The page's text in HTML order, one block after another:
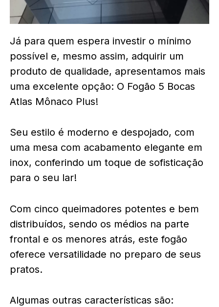
Já para quem espera investir o mínimo
possível e, mesmo assim, adquirir um
produto de qualidade, apresentamos mais
uma excelente opção: O Fogão 5 Bocas
Atlas Mônaco Plus!
Seu estilo é moderno e despojado, com
uma mesa com acabamento elegante em
inox, conferindo um toque de sofisticação
para o seu lar!
Com cinco queimadores potentes e bem
distribuídos, sendo os médios na parte
frontal e os menores atrás, este fogão
oferece versatilidade no preparo de seus
pratos.
Algumas outras características são: